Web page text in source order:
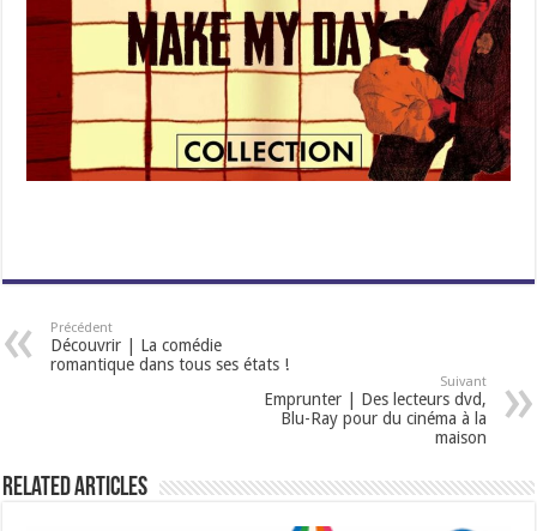
Précédent
Découvrir | La comédie
romantique dans tous ses états !
Suivant
Emprunter | Des lecteurs dvd,
Blu-Ray pour du cinéma à la
maison
Related Articles